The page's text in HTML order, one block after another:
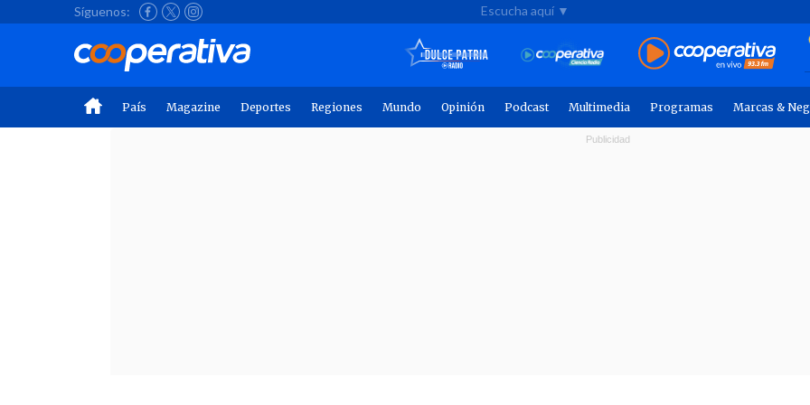
Síguenos: Escucha aquí ▼
País Magazine Deportes Regiones Mundo Opinión Podcast Multimedia Programas Marcas &